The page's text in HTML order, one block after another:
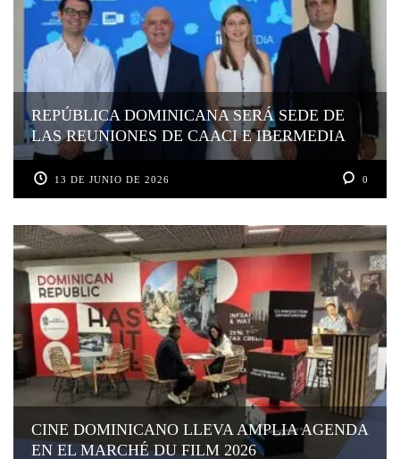
REPÚBLICA DOMINICANA SERÁ SEDE DE
LAS REUNIONES DE CAACI E IBERMEDIA
13 DE JUNIO DE 2026 0
CINE DOMINICANO LLEVA AMPLIA AGENDA
EN EL MARCHÉ DU FILM 2026